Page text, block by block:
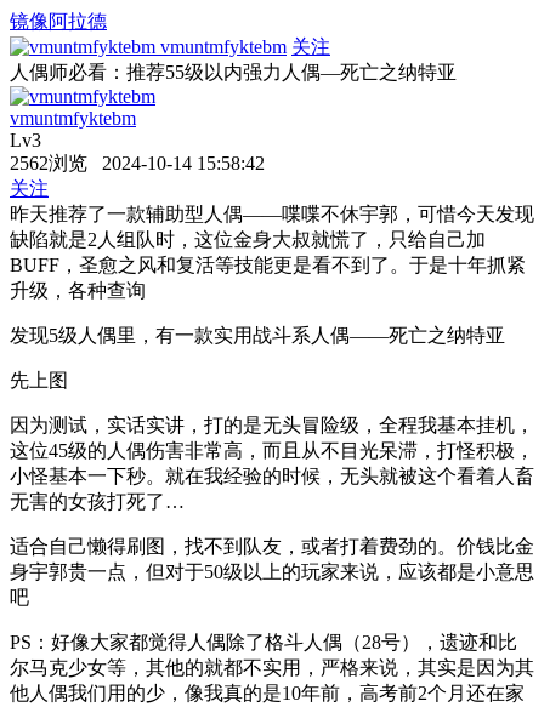
镜像阿拉德
vmuntmfyktebm 关注
人偶师必看：推荐55级以内强力人偶—死亡之纳特亚
vmuntmfyktebm
Lv3
2562浏览 2024-10-14 15:58:42
关注
昨天推荐了一款辅助型人偶——喋喋不休宇郭，可惜今天发现
缺陷就是2人组队时，这位金身大叔就慌了，只给自己加
BUFF，圣愈之风和复活等技能更是看不到了。于是十年抓紧
升级，各种查询
发现5级人偶里，有一款实用战斗系人偶——死亡之纳特亚
先上图
因为测试，实话实讲，打的是无头冒险级，全程我基本挂机，
这位45级的人偶伤害非常高，而且从不目光呆滞，打怪积极，
小怪基本一下秒。就在我经验的时候，无头就被这个看着人畜
无害的女孩打死了…
适合自己懒得刷图，找不到队友，或者打着费劲的。价钱比金
身宇郭贵一点，但对于50级以上的玩家来说，应该都是小意思
吧
PS：好像大家都觉得人偶除了格斗人偶（28号），遗迹和比
尔马克少女等，其他的就都不实用，严格来说，其实是因为其
他人偶我们用的少，像我真的是10年前，高考前2个月还在家